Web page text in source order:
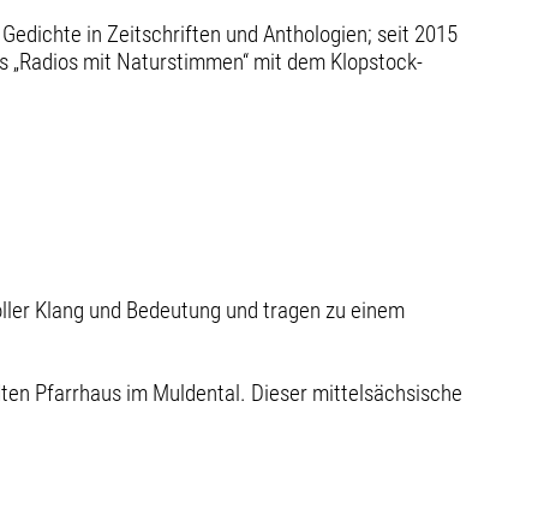
in Zeitschriften und Anthologien; seit 2015
mit Naturstimmen“ mit dem Klopstock-
Klang und Bedeutung und tragen zu einem
Pfarrhaus im Muldental. Dieser mittelsächsische